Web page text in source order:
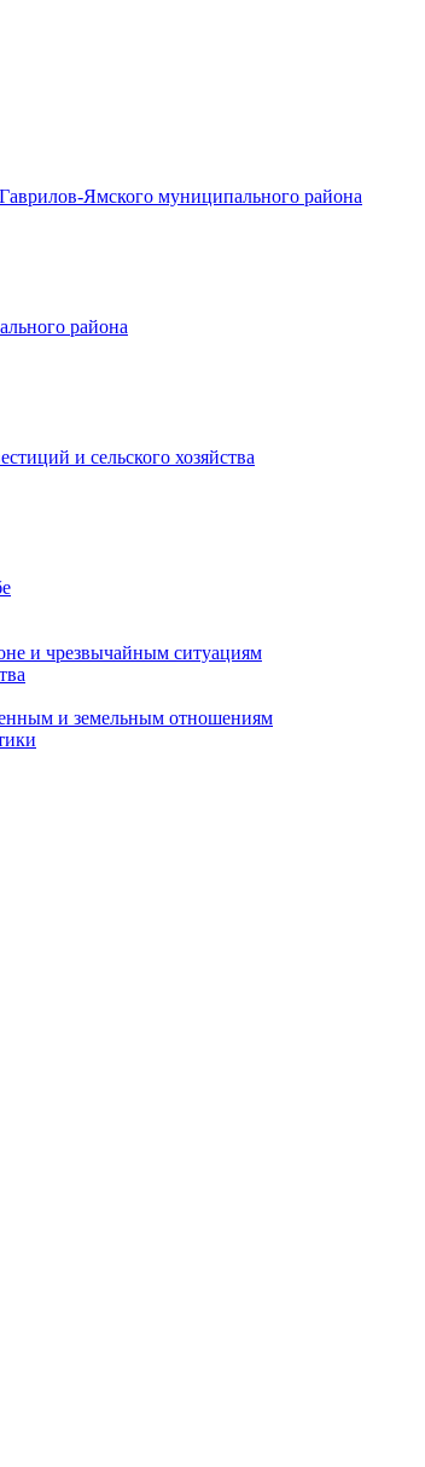
Ямского муниципального района
района
и сельского хозяйства
и чрезвычайным ситуациям
и земельным отношениям